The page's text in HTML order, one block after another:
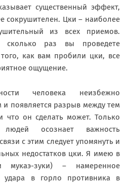
существенный эффект,
сокрушителен. Цки – наиболее
из всех приемов.
сколько раз вы проведете
как вам пробили цки, все
ощущение.
человека неизбежно
и появляется разрыв между тем
что он сделать может. Только
осознает важность
с этим следует упомянуть и
недостатков цки. Я имею в
мукаэ-зуки) – намеренное
удара в горло противника в